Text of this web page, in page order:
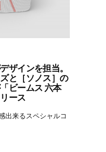
ザインを担当。
と［ソノス］の
ビームス 六本
ース
出来るスペシャルコ